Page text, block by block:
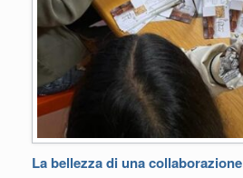
La bellezza di una collaborazione